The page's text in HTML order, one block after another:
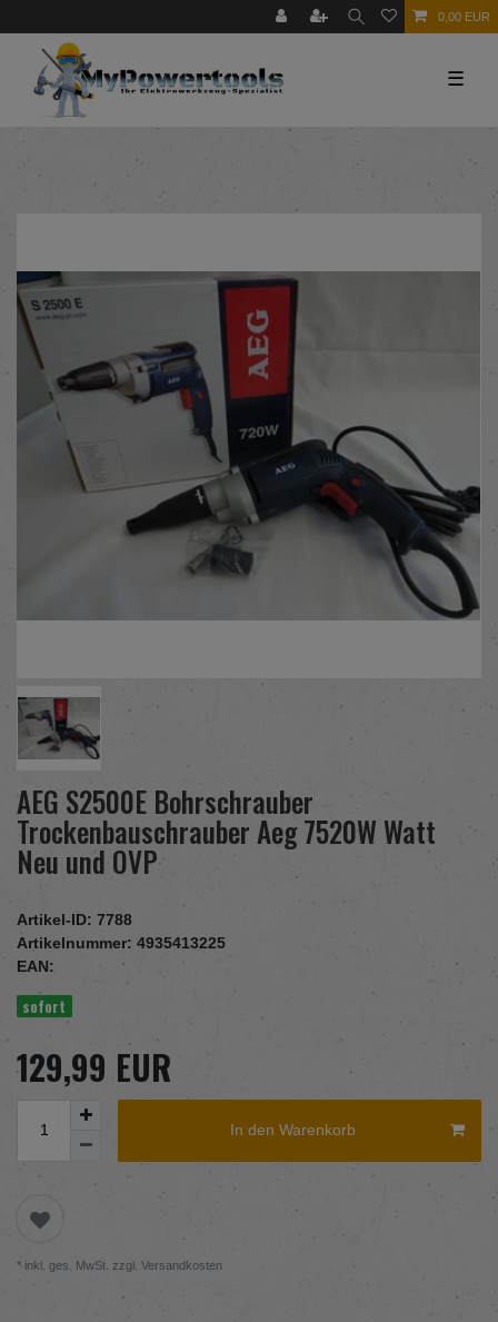
0,00 EUR
☰
AEG S2500E Bohrschrauber
Trockenbauschrauber Aeg 7520W Watt
Neu und OVP
Artikel-ID: 7788
Artikelnummer: 4935413225
EAN:
sofort
129,99 EUR
In den Warenkorb
* inkl. ges. MwSt. zzgl. Versandkosten